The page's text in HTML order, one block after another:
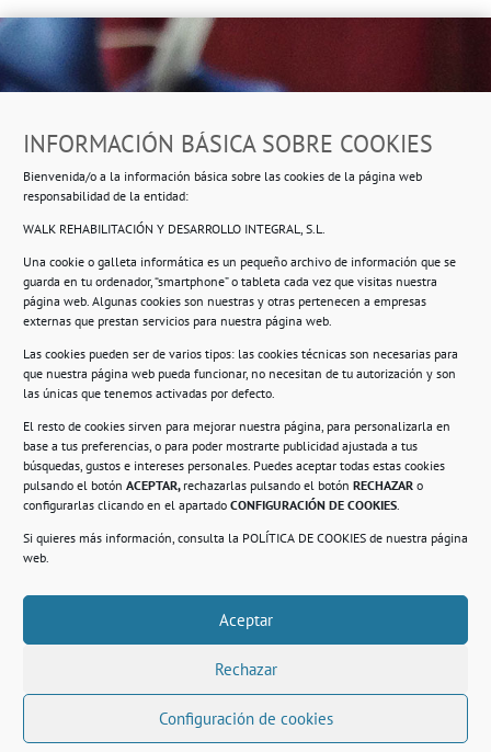
INFORMACIÓN BÁSICA SOBRE COOKIES
Bienvenida/o a la información básica sobre las cookies de la página web
responsabilidad de la entidad:
WALK REHABILITACIÓN Y DESARROLLO INTEGRAL, S.L.
Una cookie o galleta informática es un pequeño archivo de información que se
guarda en tu ordenador, “smartphone” o tableta cada vez que visitas nuestra
página web. Algunas cookies son nuestras y otras pertenecen a empresas
externas que prestan servicios para nuestra página web.
Las cookies pueden ser de varios tipos: las cookies técnicas son necesarias para
que nuestra página web pueda funcionar, no necesitan de tu autorización y son
las únicas que tenemos activadas por defecto.
El resto de cookies sirven para mejorar nuestra página, para personalizarla en
base a tus preferencias, o para poder mostrarte publicidad ajustada a tus
búsquedas, gustos e intereses personales. Puedes aceptar todas estas cookies
pulsando el botón ACEPTAR, rechazarlas pulsando el botón RECHAZAR o
configurarlas clicando en el apartado CONFIGURACIÓN DE COOKIES.
Si quieres más información, consulta la POLÍTICA DE COOKIES de nuestra página
web.
Aceptar
Rechazar
Configuración de cookies
Ropero Solidario de Usera
Beasáin 25-33posterior, local 3 – 28041 Madrid
Información
Compromiso con la protección de datos
Política de Cookies.
© 2021. Realizado en el Centro de Rehabilitación